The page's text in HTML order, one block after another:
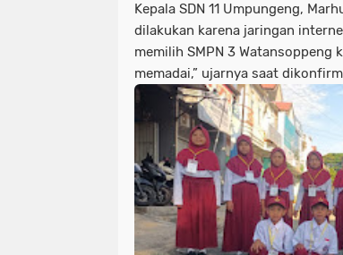
Kepala SDN 11 Umpungeng,
dilakukan karena jaringan
memilih SMPN 3 Watansoppeng
memadai,” ujarnya saat